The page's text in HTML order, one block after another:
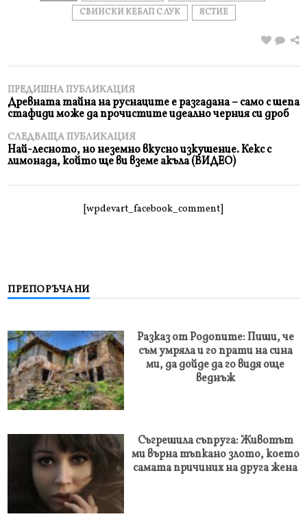
СВИНСКИ КЕБАП С ЛУК ЯСТИЕ
ПРЕДИШНА ПУБЛИКАЦИЯ
Древната тайна на руснаците е разгадана – само с шепа
стафиди може да прочистите идеално черния си дроб
СЛЕДВАЩА ПУБЛИКАЦИЯ
Най-лесното, но неземно вкусно изкушение. Кекс с
лимонада, който ще ви вземе акъла (ВИДЕО)
[wpdevart_facebook_comment]
ПРЕПОРЪЧАНИ
Разказ от Родопите: Пиши, че
съм умряла и го прати на сина
ми, да дойде да го видя още
веднъж
Съгрешила съпруга: Животът
ми върна тъпкано злото, което
самата причиних на друга жена